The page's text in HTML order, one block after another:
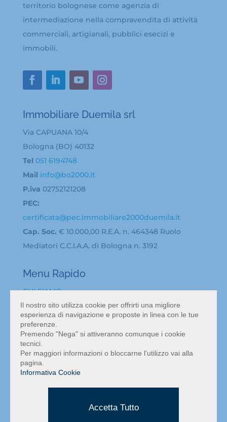
territorio bolognese come agenzia di
intermediazione nella compravendita di attività
commerciali, artigianali, pubblici esecizi e
immobili.
Immobiliare Duemila srl
Via CAPUANA 10/4
Bologna (BO) 40132
Tel 051 6194748
Mail info@bo2000.it
P.iva 02752121208
PEC:
certificata@pec.immobiliare2000duemila.it
Cap. Soc. € 10.000,00 R.E.A. n. 464348 Ruolo
Mediatori C.C.I.A.A. di Bologna n. 3192
Menu Rapido
CHI SIAMO
BACHECA ANNUNCI
ATTIVITA’ IN VENDITA A BOLOGNA
VALUTAZIONE ATTIVITÀ COMMERCIALE BOLOGNA
NEWS
CONTATTI
MAPPA DEL SITO
INFORMATIVA PRIVACY
Il nostro sito utilizza cookie per offrirti una migliore
esperienza di navigazione e proposte in linea con le tue
preferenze.
Premendo "Nega" si attiveranno comunque i cookie
tecnici.
Per maggiori informazioni o bloccarne l'utilizzo vai alla
pagina.
Informativa Cookie
Accetta Tutto